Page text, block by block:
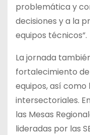
problemática y
decisiones y a la
equipos técnicos”.
La jornada
fortalecimiento
equipos, así
intersectoriales.
las Mesas
lideradas por las